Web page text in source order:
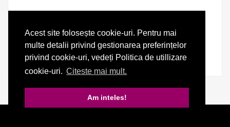
Acest site folosește cookie-uri. Pentru mai
multe detalii privind gestionarea preferințelor
privind cookie-uri, vedeți Politica de utillizare
cookie-uri. Citeste mai mult.
Am inteles!